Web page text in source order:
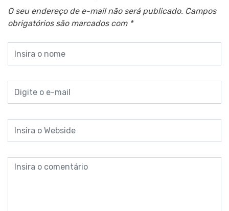
O seu endereço de e-mail não será publicado. Campos
obrigatórios são marcados com *